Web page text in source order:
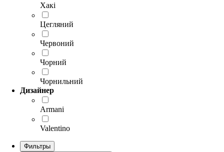
Хакі
Цегляний
Червоний
Чорний
Чорнильний
Дизайнер
Armani
Valentino
Фильтры